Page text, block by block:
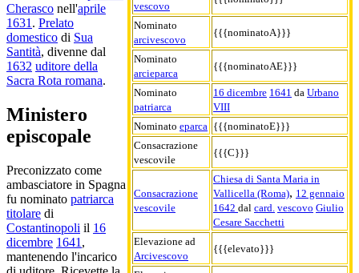
vescovo
Nominato
arcivescovo
{{{nominatoA}}}
Nominato
arcieparca
{{{nominatoAE}}}
Nominato
patriarca
16 dicembre 1641 da Urbano
VIII
Nominato eparca {{{nominatoE}}}
Consacrazione
vescovile
{{{C}}}
Consacrazione
vescovile
Chiesa di Santa Maria in
Vallicella (Roma), 12 gennaio
1642 dal card. vescovo Giulio
Cesare Sacchetti
Elevazione ad
Arcivescovo
{{{elevato}}}
Cherasco nell'aprile
1631 . Prelato
domestico di Sua
Santità, divenne dal
1632 uditore della
Sacra Rota romana.
Ministero
episcopale
Preconizzato come
ambasciatore in Spagna
fu nominato patriarca
titolare di
Costantinopoli il 16
dicembre 1641 ,
mantenendo l'incarico